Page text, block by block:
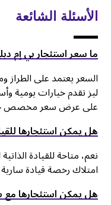
الأسئلة الشائعة
ما سعر استئجار بي إم دبليو
السعر يعتمد على الطراز
ليز تقدم خيارات يومية
على عرض سعر مخصص
هل يمكن استئجارها
امتلاك رخصة قيادة
هل يمكن استئجارها